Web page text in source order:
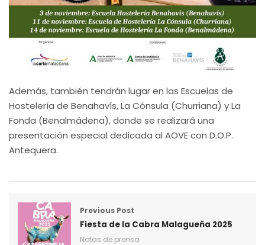
Además, también tendrán lugar en las Escuelas de
Hostelería de Benahavís, La Cónsula (Churriana) y La
Fonda (Benalmádena), donde se realizará una
presentación especial dedicada al AOVE con D.O.P.
Antequera.
Previous Post
Fiesta de la Cabra Malagueña 2025
Notas de prensa